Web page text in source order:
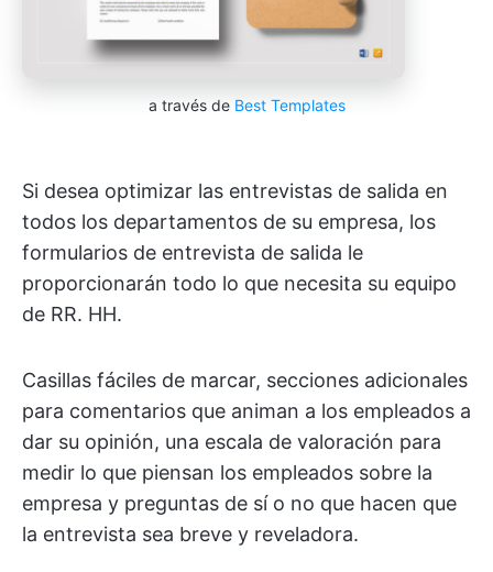
a través de Best Templates
Si desea optimizar las entrevistas de salida en
todos los departamentos de su empresa, los
formularios de entrevista de salida le
proporcionarán todo lo que necesita su equipo
de RR. HH.
Casillas fáciles de marcar, secciones adicionales
para comentarios que animan a los empleados a
dar su opinión, una escala de valoración para
medir lo que piensan los empleados sobre la
empresa y preguntas de sí o no que hacen que
la entrevista sea breve y reveladora.